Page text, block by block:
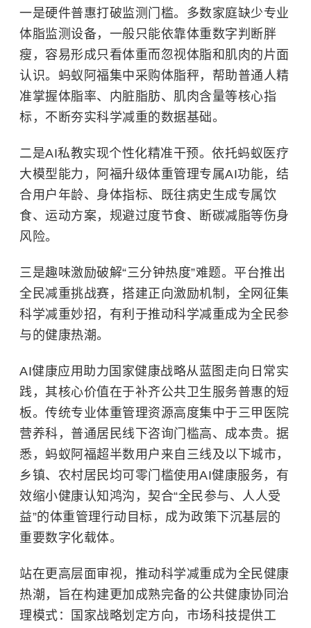
一是硬件普惠打破监测门槛。多数家庭缺少专业
体脂监测设备，一般只能依靠体重数字判断胖
瘦，容易形成只看体重而忽视体脂和肌肉的片面
认识。蚂蚁阿福集中采购体脂秤，帮助普通人精
准掌握体脂率、内脏脂肪、肌肉含量等核心指
标，不断夯实科学减重的数据基础。
二是AI私教实现个性化精准干预。依托蚂蚁医疗
大模型能力，阿福升级体重管理专属AI功能，结
合用户年龄、身体指标、既往病史生成专属饮
食、运动方案，规避过度节食、断碳减脂等伤身
风险。
三是趣味激励破解“三分钟热度”难题。平台推出
全民减重挑战赛，搭建正向激励机制，全网征集
科学减重妙招，有利于推动科学减重成为全民参
与的健康热潮。
AI健康应用助力国家健康战略从蓝图走向日常实
践，其核心价值在于补齐公共卫生服务普惠的短
板。传统专业体重管理资源高度集中于三甲医院
营养科，普通居民线下咨询门槛高、成本贵。据
悉，蚂蚁阿福超半数用户来自三线及以下城市，
乡镇、农村居民均可零门槛使用AI健康服务，有
效缩小健康认知鸿沟，契合“全民参与、人人受
益”的体重管理行动目标，成为政策下沉基层的
重要数字化载体。
站在更高层面审视，推动科学减重成为全民健康
热潮，旨在构建更加成熟完备的公共健康协同治
理模式：国家战略划定方向，市场科技提供工